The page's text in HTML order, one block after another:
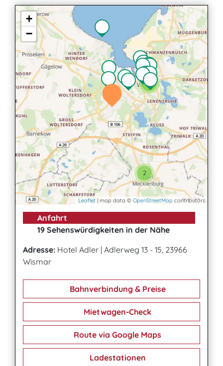
2
2
+
−
Leaflet | map data © OpenStreetMap contributors
Anfahrt
19 Sehenswürdigkeiten in der Nähe
Adresse: Hotel Adler | Adlerweg 13 - 15, 23966
Wismar
Bahnverbindung & Preise
Mietwagen-Check
Route via Google Maps
Ladestationen